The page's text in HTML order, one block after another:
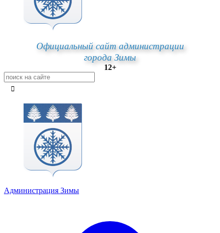
Официальный сайт администрации
города Зимы
12+
Администрация Зимы